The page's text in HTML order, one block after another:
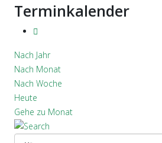
Terminkalender
Nach Jahr
Nach Monat
Nach Woche
Heute
Gehe zu Monat